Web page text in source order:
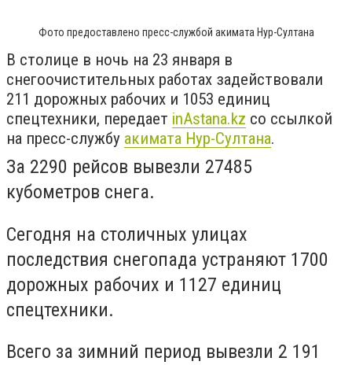
Фото предоставлено пресс-службой акимата Нур-Султана
В столице в ночь на 23 января в
снегоочистительных работах задействовали
211 дорожных рабочих и 1053 единиц
спецтехники, передает inAstana.kz со ссылкой
на пресс-службу акимата Нур-Султана.
За 2290 рейсов вывезли 27485
кубометров снега.
Сегодня на столичных улицах
последствия снегопада устраняют 1700
дорожных рабочих и 1127 единиц
спецтехники.
Всего за зимний период вывезли 2 191